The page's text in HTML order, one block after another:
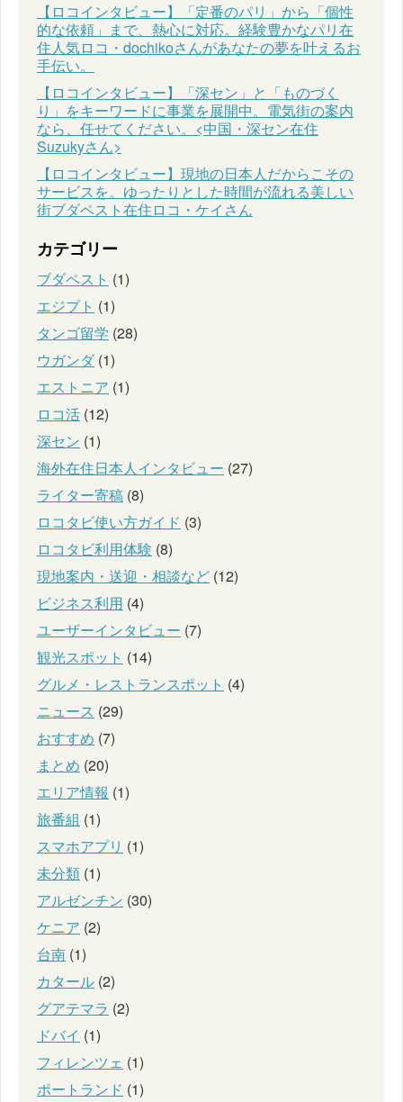
【ロコインタビュー】「定番のパリ」から「個性
的な依頼」まで、熱心に対応。経験豊かなパリ在
住人気ロコ・dochikoさんがあなたの夢を叶えるお
手伝い。
【ロコインタビュー】「深セン」と「ものづく
り」をキーワードに事業を展開中。電気街の案内
なら、任せてください。<中国・深セン在住
Suzukyさん>
【ロコインタビュー】現地の日本人だからこその
サービスを。ゆったりとした時間が流れる美しい
街ブダペスト在住ロコ・ケイさん
カテゴリー
ブダペスト (1)
エジプト (1)
タンゴ留学 (28)
ウガンダ(1)
エストニア (1)
ロコ活 (12)
深セン (1)
海外在住日本人インタビュー (27)
ライター寄稿 (8)
ロコタビ使い方ガイド (3)
ロコタビ利用体験 (8)
現地案内・送迎・相談など (12)
ビジネス利用 (4)
ユーザーインタビュー (7)
観光スポット (14)
グルメ・レストランスポット (4)
ニュース (29)
おすすめ (7)
まとめ (20)
エリア情報 (1)
旅番組 (1)
スマホアプリ (1)
未分類 (1)
アルゼンチン (30)
ケニア (2)
台南 (1)
カタール (2)
グアテマラ (2)
ドバイ (1)
フィレンツェ (1)
ポートランド (1)